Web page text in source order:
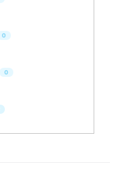
0
0